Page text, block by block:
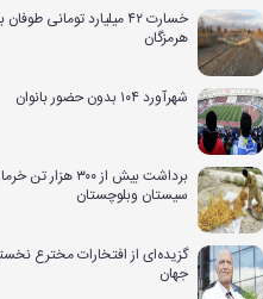
خسارت ۴۲ میلیارد تومانی
هرمزگان
شهرآورد ۱۰۴ بدون حضور بانوان
برداشت بیش از ۳۰۰
سیستان وبلوچستان
گزیده‌ای از افتخارات مخترع
جهان